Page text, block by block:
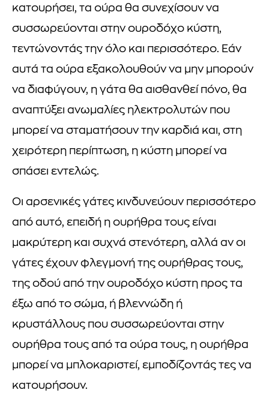
κατουρήσει, τα ούρα θα συνεχίσουν να
συσσωρεύονται στην ουροδόχο κύστη,
τεντώνοντάς την όλο και περισσότερο. Εάν
αυτά τα ούρα εξακολουθούν να μην μπορούν
να διαφύγουν, η γάτα θα αισθανθεί πόνο, θα
αναπτύξει ανωμαλίες ηλεκτρολυτών που
μπορεί να σταματήσουν την καρδιά και, στη
χειρότερη περίπτωση, η κύστη μπορεί να
σπάσει εντελώς.
Οι αρσενικές γάτες κινδυνεύουν περισσότερο
από αυτό, επειδή η ουρήθρα τους είναι
μακρύτερη και συχνά στενότερη, αλλά αν οι
γάτες έχουν φλεγμονή της ουρήθρας τους,
της οδού από την ουροδόχο κύστη προς τα
έξω από το σώμα, ή βλεννώδη ή
κρυστάλλους που συσσωρεύονται στην
ουρήθρα τους από τα ούρα τους, η ουρήθρα
μπορεί να μπλοκαριστεί, εμποδίζοντάς τες να
κατουρήσουν.